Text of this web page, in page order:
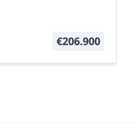
€206.900